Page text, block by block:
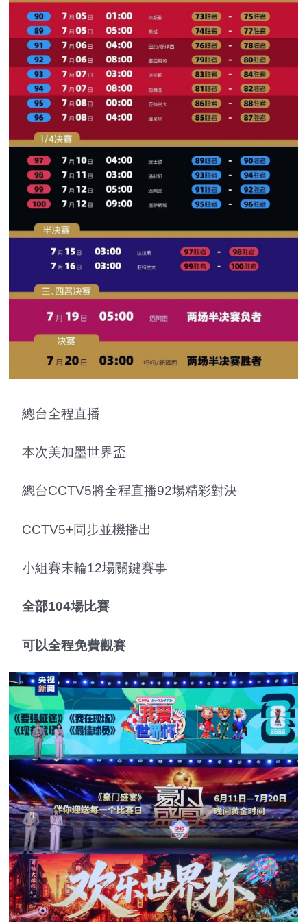
總台全程直播
本次美加墨世界盃
總台CCTV5將全程直播92場精彩對決
CCTV5+同步並機播出
小組賽末輪12場關鍵賽事
全部104場比賽
可以全程免費觀賽